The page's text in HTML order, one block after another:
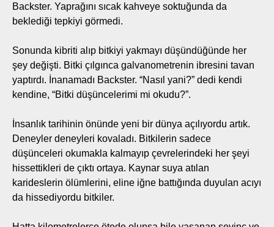
Backster. Yaprağını sıcak kahveye soktuğunda da
beklediği tepkiyi görmedi.
Sonunda kibriti alıp bitkiyi yakmayı düşündüğünde her
şey değişti. Bitki çılgınca galvanometrenin ibresini tavan
yaptırdı. İnanamadı Backster. “Nasıl yani?” dedi kendi
kendine, “Bitki düşüncelerimi mi okudu?”.
İnsanlık tarihinin önünde yeni bir dünya açılıyordu artık.
Deneyler deneyleri kovaladı. Bitkilerin sadece
düşünceleri okumakla kalmayıp çevrelerindeki her şeyi
hissettikleri de çıktı ortaya. Kaynar suya atılan
karideslerin ölümlerini, eline iğne battığında duyulan acıyı
da hissediyordu bitkiler.